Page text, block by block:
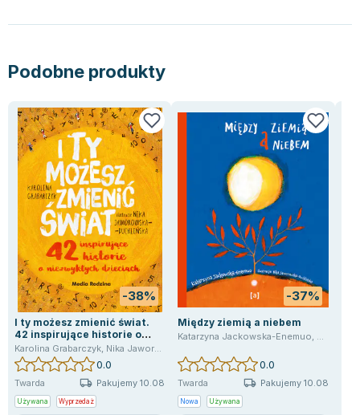
Ajahn Brahm
Jacek Walkiewicz
Podobne produkty
-38%
I ty możesz zmienić świat.
42 inspirujące historie o
niezwykłych dzieciach
Karolina Grabarczyk, Nika Jaworowska-Duchlińska
0.0
Twarda Pakujemy 10.08
Używana Wyprzedaż
-37%
Między ziemią a niebem
Katarzyna Jackowska-Enemuo, Nika
0.0
Twarda Pakujemy 10.08
Nowa Używana